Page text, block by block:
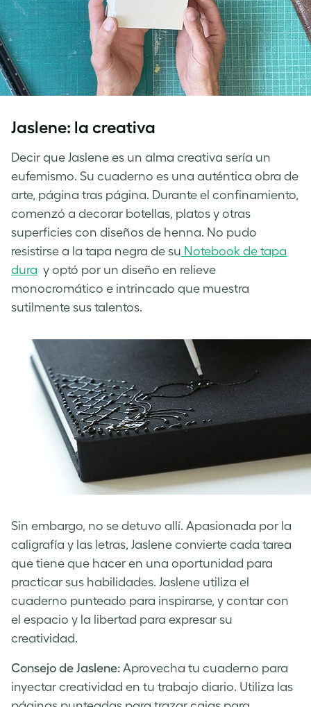
Jaslene: la creativa
Decir que Jaslene es un alma creativa sería un
eufemismo. Su cuaderno es una auténtica obra de
arte, página tras página. Durante el confinamiento,
comenzó a decorar botellas, platos y otras
superficies con diseños de henna. No pudo
resistirse a la tapa negra de su Notebook de tapa
dura y optó por un diseño en relieve
monocromático e intrincado que muestra
sutilmente sus talentos.
Sin embargo, no se detuvo allí. Apasionada por la
caligrafía y las letras, Jaslene convierte cada tarea
que tiene que hacer en una oportunidad para
practicar sus habilidades. Jaslene utiliza el
cuaderno punteado para inspirarse, y contar con
el espacio y la libertad para expresar su
creatividad.
Consejo de Jaslene: Aprovecha tu cuaderno para
inyectar creatividad en tu trabajo diario. Utiliza las